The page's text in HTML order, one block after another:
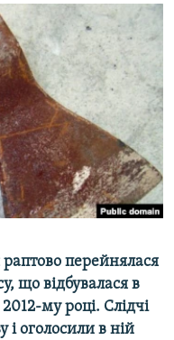
раптово перейнялася
що відбувалася в
му році. Слідчі
оголосили в ній